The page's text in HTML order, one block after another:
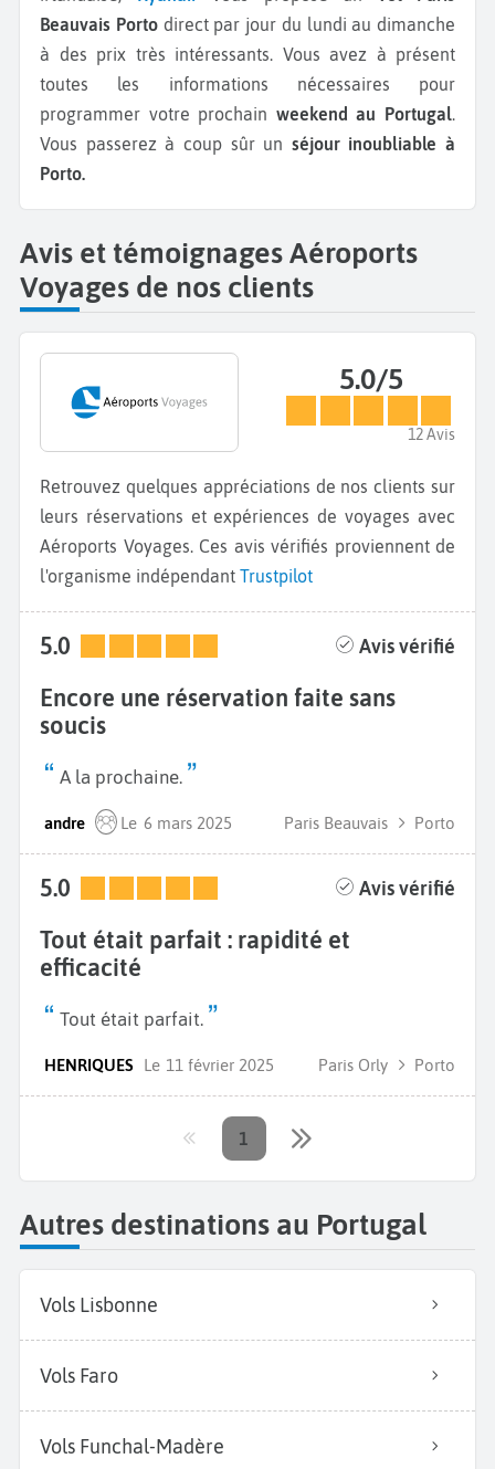
Beauvais Portodirect par jour du lundi au dimanche
à des prix très intéressants. Vous avez à présent
toutes les informations nécessaires pour
programmer votre prochain weekend au Portugal.
Vous passerez à coup sûr un séjour inoubliable à
Porto.
Avis et témoignages Aéroports
Voyages de nos clients
5.0/5
12 Avis
Retrouvez quelques appréciations de nos clients sur
leurs réservations et expériences de voyages avec
Aéroports Voyages. Ces avis vérifiés proviennent de
l'organisme indépendant Trustpilot
5.0 Avis vérifié
Encore une réservation faite sans
soucis
A la prochaine.
andre Le 6 mars 2025 Paris Beauvais Porto
5.0 Avis vérifié
Tout était parfait : rapidité et
efficacité
Tout était parfait.
HENRIQUES Le 11 février 2025 Paris Orly Porto
1
Autres destinations au Portugal
Vols Lisbonne
Vols Faro
Vols Funchal-Madère